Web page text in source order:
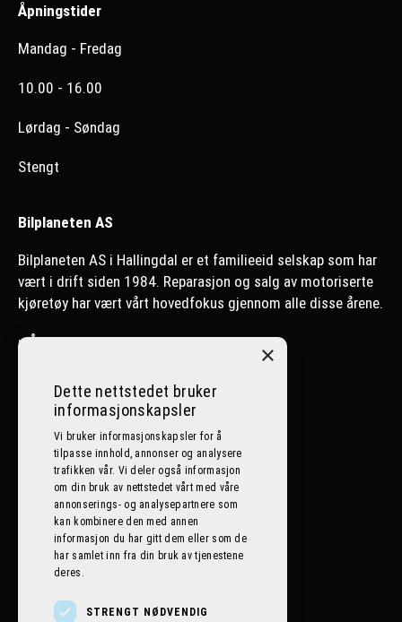
Åpningstider
Mandag - Fredag
10.00 - 16.00
Lørdag - Søndag
Stengt
Bilplaneten AS
Bilplaneten AS i Hallingdal er et familieeid selskap som har
vært i drift siden 1984. Reparasjon og salg av motoriserte
kjøretøy har vært vårt hovedfokus gjennom alle disse årene.
>Ål
Nesbyen
Lillehammer
Følg oss på sosiale medier
×
Dette nettstedet bruker
informasjonskapsler
Vi bruker informasjonskapsler for å
tilpasse innhold, annonser og analysere
trafikken vår. Vi deler også informasjon
om din bruk av nettstedet vårt med våre
annonserings- og analysepartnere som
kan kombinere den med annen
informasjon du har gitt dem eller som de
har samlet inn fra din bruk av tjenestene
deres.
STRENGT NØDVENDIG